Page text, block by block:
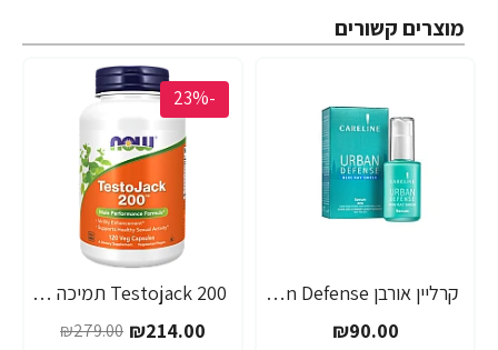
מוצרים קשורים
קרליין אורבן Urban Defense סרום לעור פנים 30 מ"ל - מבית CARELINE
₪90.00
-23%
Testojack 200 תמיכה בטסטוסטרון 200 מ"ג 120 כמוסות - מבית NOW FOODS
₪214.00
₪279.00